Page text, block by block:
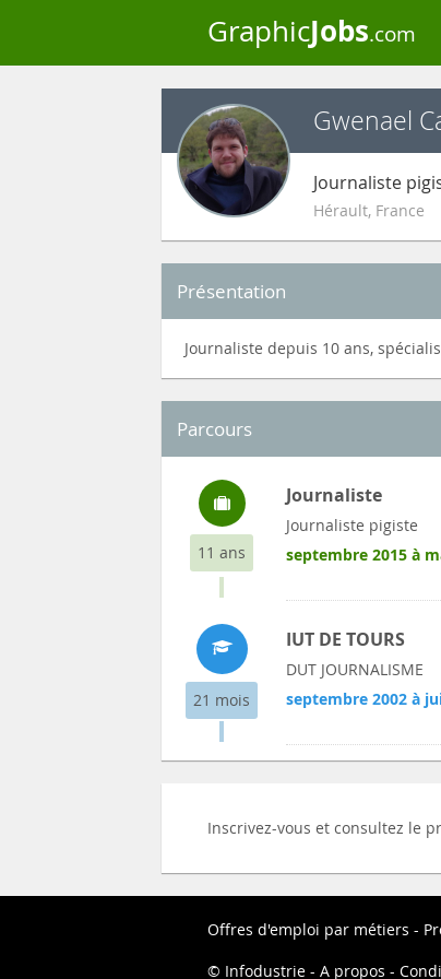
GraphicJobs.com
Gwenael
Journaliste
Hérault, France
Présentation
Journaliste depuis 10 ans,
Parcours
11 ans
Journaliste
Journaliste pigiste
septembre 2015 à
21 mois
IUT DE TOURS
DUT JOURNALISME
septembre 2002 à
Inscrivez-vous et consultez le
Offres d'emploi par métiers
Infodustrie
A propos